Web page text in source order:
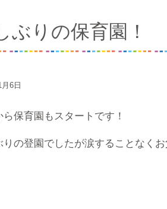
ぶりの保育園！
6日
ら保育園もスタートです！
りの登園でしたが涙することなく